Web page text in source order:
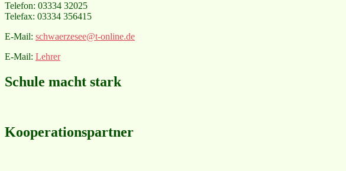
Telefon: 03334 32025
Telefax: 03334 356415
E-Mail: schwaerzesee@t-online.de
E-Mail: Lehrer
Schule macht stark
Kooperationspartner